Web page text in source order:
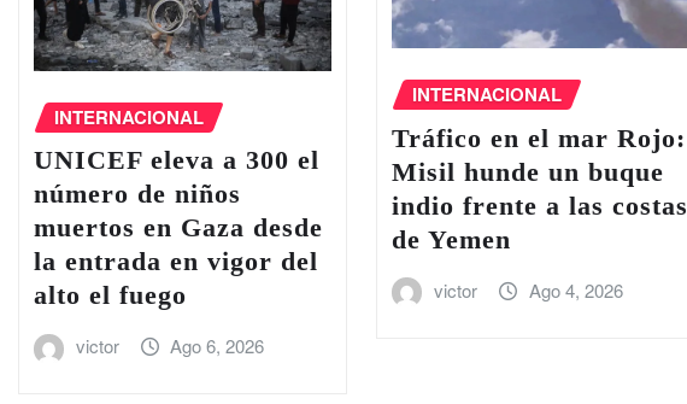
INTERNACIONAL
UNICEF eleva a 300 el
número de niños
muertos en Gaza desde
la entrada en vigor del
alto el fuego
victor Ago 6, 2026
INTERNACIONAL
Tráfico en el ‌mar Rojo:
Misil hunde un buque
indio frente a las costas
de Yemen
victor Ago 4, 2026